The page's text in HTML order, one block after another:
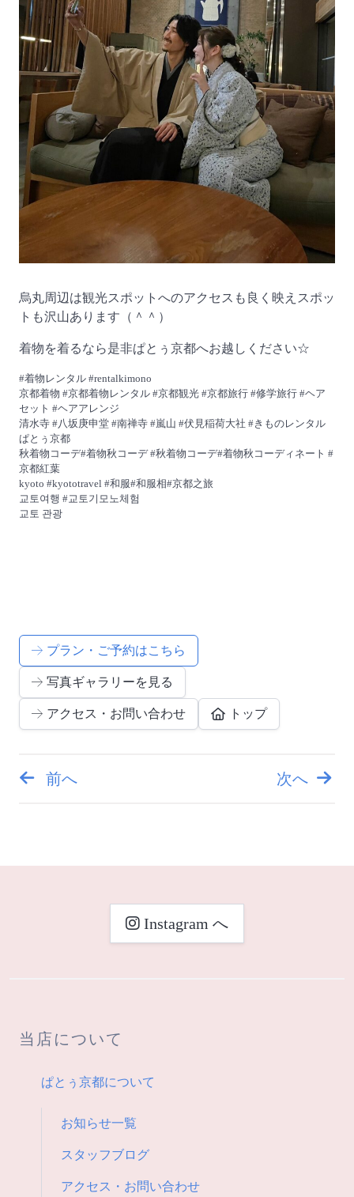
烏丸周辺は観光スポットへのアクセスも良く映えスポッ
トも沢山あります（＾＾）
着物を着るなら是非ぱとぅ京都へお越しください☆
#着物レンタル #rentalkimono
京都着物 #京都着物レンタル #京都観光 #京都旅行 #修学旅行 #ヘア
セット #ヘアアレンジ
清水寺 #八坂庚申堂 #南禅寺 #嵐山 #伏見稲荷大社 #きものレンタル
ぱとぅ京都
秋着物コーデ#着物秋コーデ #秋着物コーデ#着物秋コーディネート #
京都紅葉
kyoto #kyototravel #和服#和服相#京都之旅
교토여행 #교토기모노체험
교토 관광
プラン・ご予約はこちら
写真ギャラリーを見る
アクセス・お問い合わせ トップ
投
ナ
ョ
ン
前へ 次へ
Instagram へ
当店について
ぱとぅ京都について
お知らせ一覧
スタッフブログ
アクセス・お問い合わせ